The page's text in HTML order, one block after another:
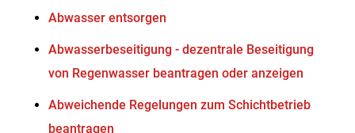
Abwasser entsorgen
Abwasserbeseitigung - dezentrale Beseitigung
von Regenwasser beantragen oder anzeigen
Abweichende Regelungen zum Schichtbetrieb
beantragen